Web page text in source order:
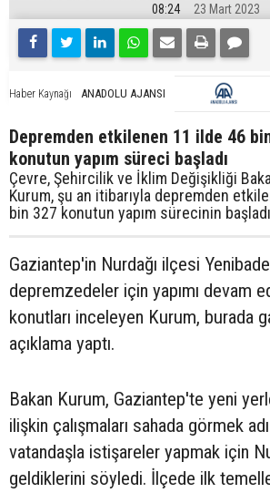
08:24 23 Mart 2023
Haber Kaynağı ANADOLU AJANSI
Depremden etkilenen 11 ilde 46
konutun yapım süreci başladı
Çevre, Şehircilik ve İklim Değişikliği
Kurum, şu an itibarıyla depremden
bin 327 konutun yapım sürecinin
Gaziantep'in Nurdağı ilçesi
depremzedeler için yapımı devam
konutları inceleyen Kurum, burada
açıklama yaptı.
Bakan Kurum, Gaziantep'te yeni
ilişkin çalışmaları sahada görmek
vatandaşla istişareler yapmak için
geldiklerini söyledi. İlçede ilk